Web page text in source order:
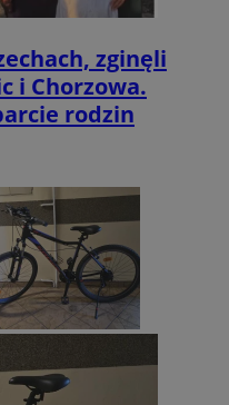
zginęli
i Chorzowa.
rodzin